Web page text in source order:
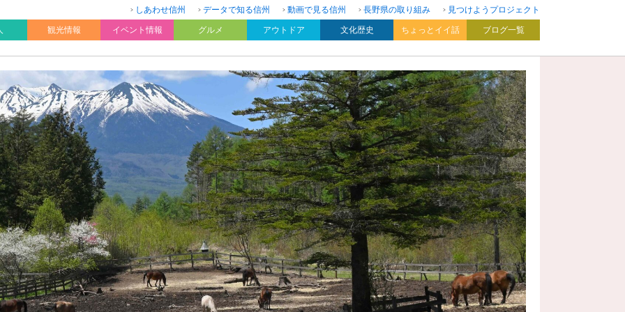
しあわせ信州 データで知る信州 動画で見る信州 長野県の取り組み
見つけようプロジェクト
観光情報 イベント情報 グルメ アウトドア 文化歴史 ちょっとイイ話 ブログ一覧